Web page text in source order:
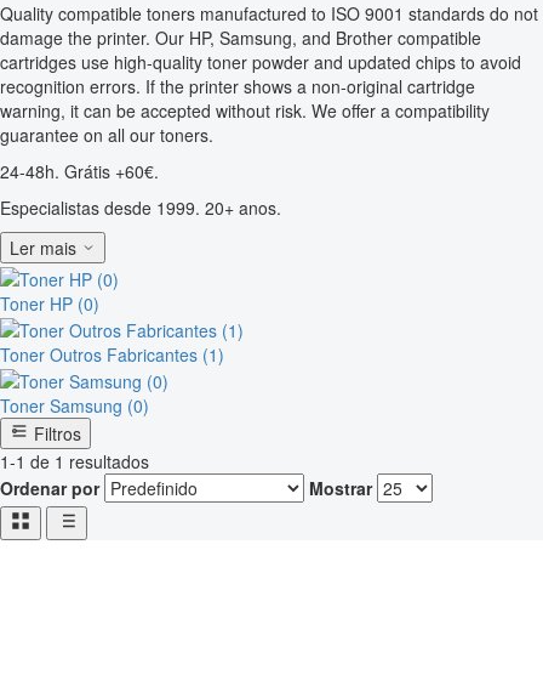
Quality compatible toners manufactured to ISO 9001 standards do not
damage the printer. Our HP, Samsung, and Brother compatible
cartridges use high-quality toner powder and updated chips to avoid
recognition errors. If the printer shows a non-original cartridge
warning, it can be accepted without risk. We offer a compatibility
guarantee on all our toners.
24-48h. Grátis +60€.
Especialistas desde 1999. 20+ anos.
Ler mais
Toner HP (0)
Toner Outros Fabricantes (1)
Toner Samsung (0)
Filtros
1-1 de 1 resultados
Ordenar por
Mostrar